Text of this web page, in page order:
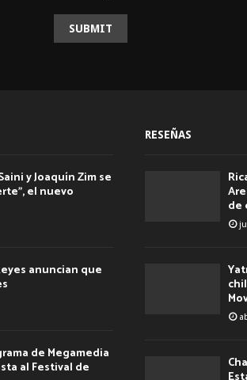
y Joaquín Zim se
el nuevo
anuncian que
de Megamedia
al Festival de
RESEÑAS
de